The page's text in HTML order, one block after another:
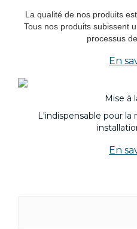
La qualité de nos produits
Tous nos produits subissent
processus
En
Mise à
L'indispensable pour la
En